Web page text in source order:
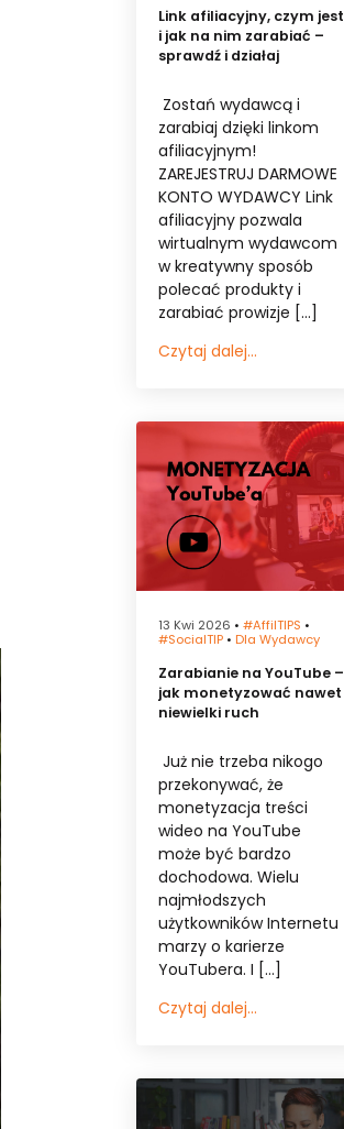
Link afiliacyjny, czym jest
i jak na nim zarabiać –
sprawdź i działaj
Zostań wydawcą i
zarabiaj dzięki linkom
afiliacyjnym!
ZAREJESTRUJ DARMOWE
KONTO WYDAWCY Link
afiliacyjny pozwala
wirtualnym wydawcom
w kreatywny sposób
polecać produkty i
zarabiać prowizje […]
Czytaj dalej...
13 Kwi 2026 • #affilTIPS •
#socialTIP • Dla Wydawcy
Zarabianie na YouTube –
jak monetyzować nawet
niewielki ruch
Już nie trzeba nikogo
przekonywać, że
monetyzacja treści
wideo na YouTube
może być bardzo
dochodowa. Wielu
najmłodszych
użytkowników Internetu
marzy o karierze
YouTubera. I […]
Czytaj dalej...